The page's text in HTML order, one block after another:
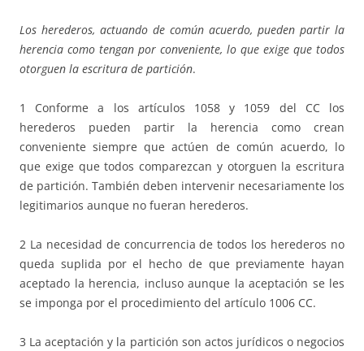
Los herederos, actuando de común acuerdo, pueden partir la
herencia como tengan por conveniente, lo que exige que todos
otorguen la escritura de partición.
1 Conforme a los artículos 1058 y 1059 del CC los
herederos pueden partir la herencia como crean
conveniente siempre que actúen de común acuerdo, lo
que exige que todos comparezcan y otorguen la escritura
de partición. También deben intervenir necesariamente los
legitimarios aunque no fueran herederos.
2 La necesidad de concurrencia de todos los herederos no
queda suplida por el hecho de que previamente hayan
aceptado la herencia, incluso aunque la aceptación se les
se imponga por el procedimiento del artículo 1006 CC.
3 La aceptación y la partición son actos jurídicos o negocios